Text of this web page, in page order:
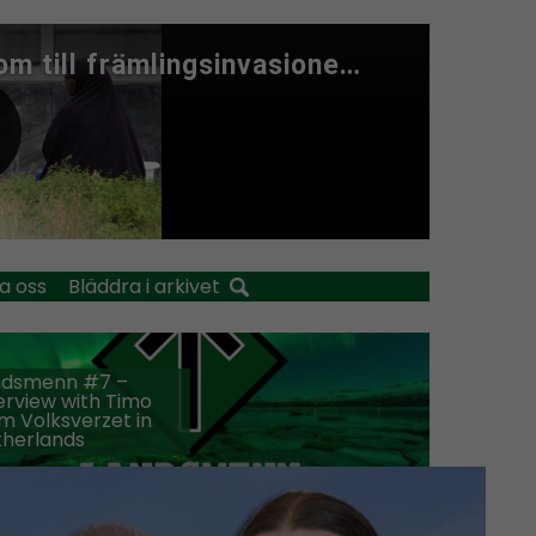
oss Bläddra i arkivet
#7 –
with Timo
Volksverzet in